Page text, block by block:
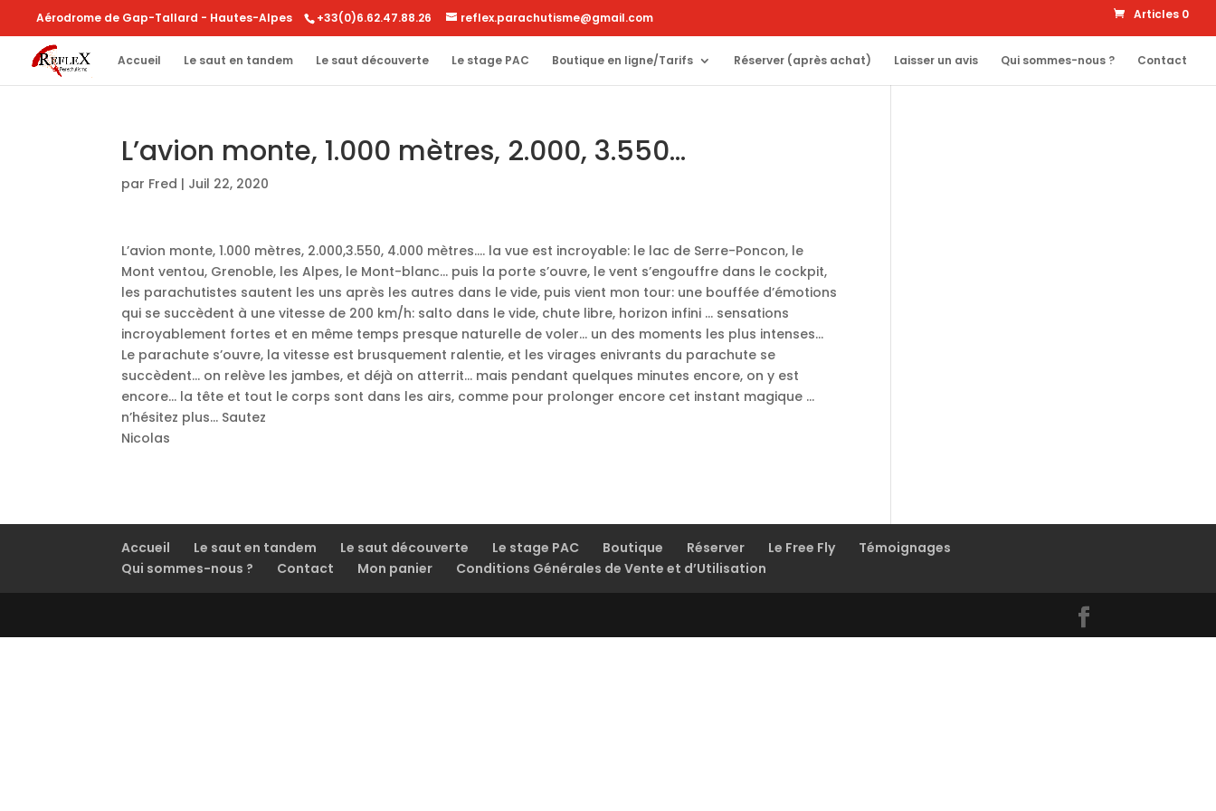
Aérodrome de Gap-Tallard - Hautes-Alpes +33(0)6.62.47.88.26 reflex.parachutisme@gmail.com Articles 0
Accueil Le saut en tandem Le saut découverte Le stage PAC Boutique en ligne/Tarifs Réserver (après achat) Laisser un avis Qui sommes-nous ? Contact
L’avion monte, 1.000 mètres, 2.000, 3.550…
par Fred | Juil 22, 2020
L’avion monte, 1.000 mètres, 2.000,3.550, 4.000 mètres…. la vue est incroyable: le lac de Serre-Poncon, le
Mont ventou, Grenoble, les Alpes, le Mont-blanc… puis la porte s’ouvre, le vent s’engouffre dans le cockpit,
les parachutistes sautent les uns après les autres dans le vide, puis vient mon tour: une bouffée d’émotions
qui se succèdent à une vitesse de 200 km/h: salto dans le vide, chute libre, horizon infini … sensations
incroyablement fortes et en même temps presque naturelle de voler… un des moments les plus intenses…
Le parachute s’ouvre, la vitesse est brusquement ralentie, et les virages enivrants du parachute se
succèdent… on relève les jambes, et déjà on atterrit… mais pendant quelques minutes encore, on y est
encore… la tête et tout le corps sont dans les airs, comme pour prolonger encore cet instant magique …
n’hésitez plus… Sautez
Nicolas
Accueil Le saut en tandem Le saut découverte Le stage PAC Boutique Réserver Le Free Fly
Témoignages
Qui sommes-nous ?
Contact Mon panier Conditions Générales de Vente et d’Utilisation